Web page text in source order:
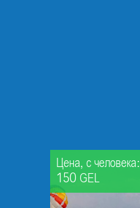
Цена, с человека:
150 GEL